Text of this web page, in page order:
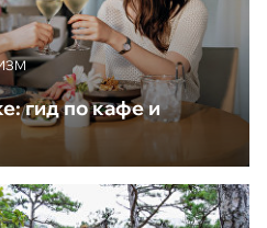
гид по кафе и